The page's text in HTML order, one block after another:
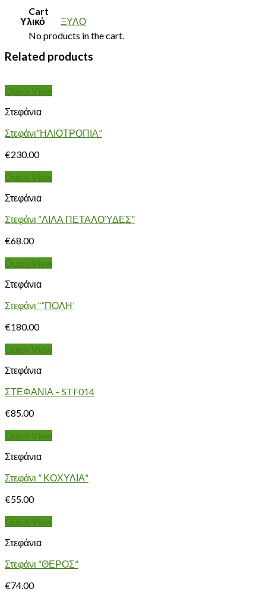
Cart
No products in the cart.
Υλικό ΞΥΛΟ
Related products
Quick View
Στεφάνια
Στεφάνι”ΗΛΙΟΤΡΟΠΙΑ”
€230.00
Quick View
Στεφάνια
Στεφάνι “ΛΙΛΑ ΠΕΤΑΛΟΎΔΕΣ”
€68.00
Quick View
Στεφάνια
Στεφάνι ¨”ΠΟΛΗ’
€180.00
Quick View
Στεφάνια
ΣΤΕΦΑΝΙΑ – STF014
€85.00
Quick View
Στεφάνια
Στεφάνι ” ΚΟΧΥΛΙΑ”
€55.00
Quick View
Στεφάνια
Στεφάνι “ΘΕΡΟΣ”
€74.00